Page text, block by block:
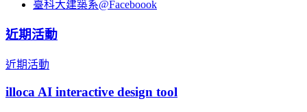
臺科大建築系@Faceboook
近期活動
近期活動
illoca AI interactive design tool